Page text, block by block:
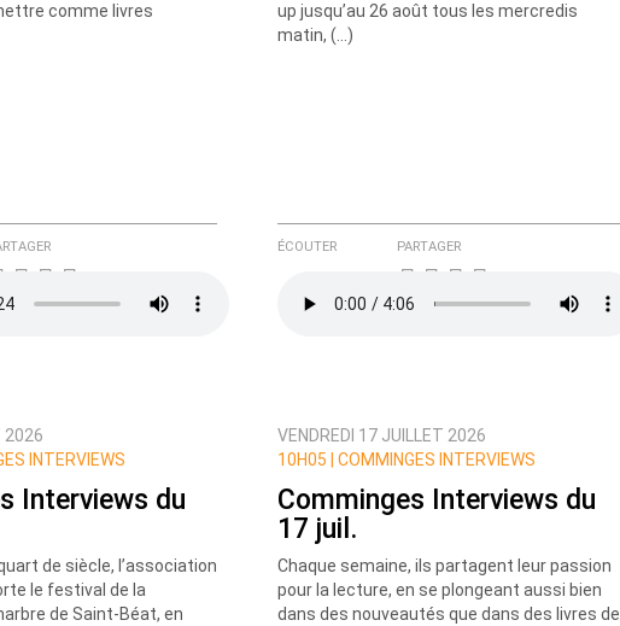
commentaire ici
de tous les nouveaux commentaires de cette discussion par email
comme livres
up jusqu’au 26 août tous les mercredis
matin, (…)
ÉCOUTER PARTAGER
2026
INTERVIEWS
Interviews du
de siècle, l’association
le festival de la
de Saint-Béat, en
VENDREDI 17 JUILLET 2026
10H05 |
COMMINGES INTERVIEWS
Comminges Interviews du
17 juil.
Chaque semaine, ils partagent leur passion
pour la lecture, en se plongeant aussi bien
dans des nouveautés que dans des livres de